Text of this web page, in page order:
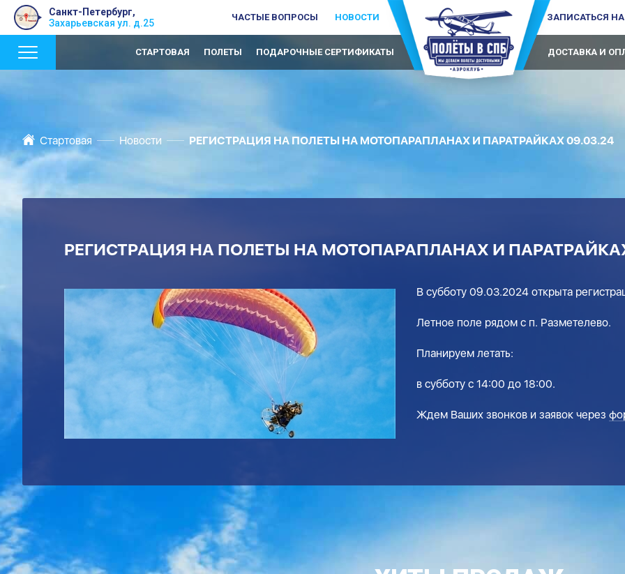
Санкт-Петербург,
Захарьевская ул. д.25
ЧАСТЫЕ ВОПРОСЫ НОВОСТИ ЗАПИСАТЬСЯ
СТАРТОВАЯ ПОЛЕТЫ ПОДАРОЧНЫЕ СЕРТИФИКАТЫ ДОСТАВКА И
Стартовая Новости РЕГИСТРАЦИЯ НА ПОЛЕТЫ НА МОТОПАРАПЛАНАХ И ПАРАТРАЙКАХ 09.03.24
РЕГИСТРАЦИЯ НА ПОЛЕТЫ НА МОТОПАРАПЛАНАХ И
В субботу 09.03.2024 открыта
Летное поле рядом с п. Разметелево.
Планируем летать:
в субботу с 14:00 до 18:00.
Ждем Ваших звонков и заявок через